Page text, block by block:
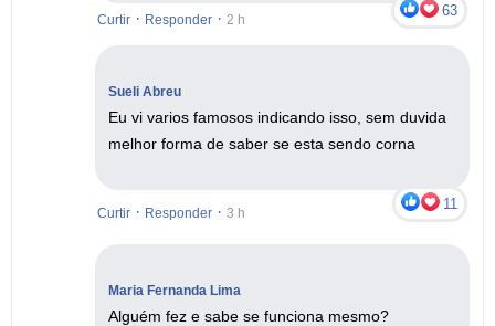
Curtir · Responder · 63
2 h
Sueli Abreu
Eu vi varios famosos indicando isso, sem duvida
melhor forma de saber se esta sendo corna
Curtir · Responder · 11
3 h
Maria Fernanda Lima
Alguém fez e sabe se funciona mesmo?